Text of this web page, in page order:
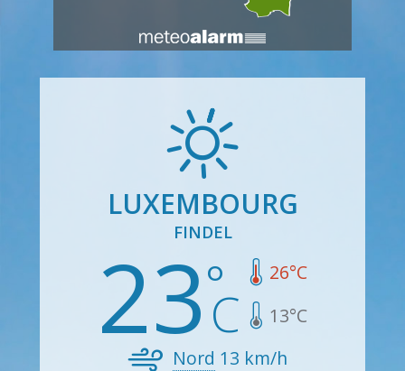
LUXEMBOURG
FINDEL
23 26°C
13°C
Nord 13 km/h